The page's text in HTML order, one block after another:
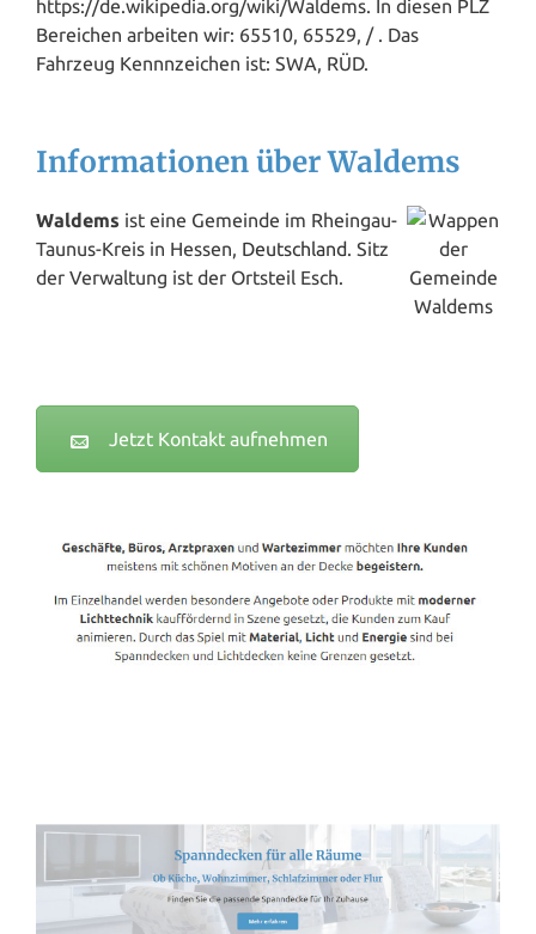
https://de.wikipedia.org/wiki/Waldems. In diesen PLZ
Bereichen arbeiten wir: 65510, 65529, / . Das
Fahrzeug Kennnzeichen ist: SWA, RÜD.
Informationen über Waldems
Waldems ist eine Gemeinde im Rheingau-
Taunus-Kreis in Hessen, Deutschland. Sitz
der Verwaltung ist der Ortsteil Esch.
Jetzt Kontakt aufnehmen